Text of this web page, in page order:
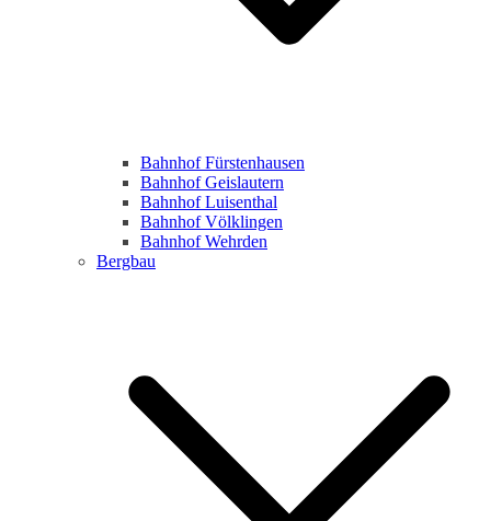
Bahnhof Fürstenhausen
Bahnhof Geislautern
Bahnhof Luisenthal
Bahnhof Völklingen
Bahnhof Wehrden
Bergbau